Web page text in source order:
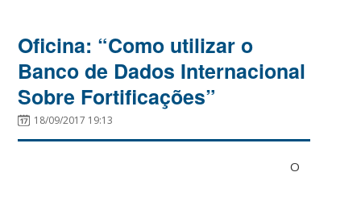
Oficina: “Como utilizar o
Banco de Dados Internacional
Sobre Fortificações”
18/09/2017 19:13
O